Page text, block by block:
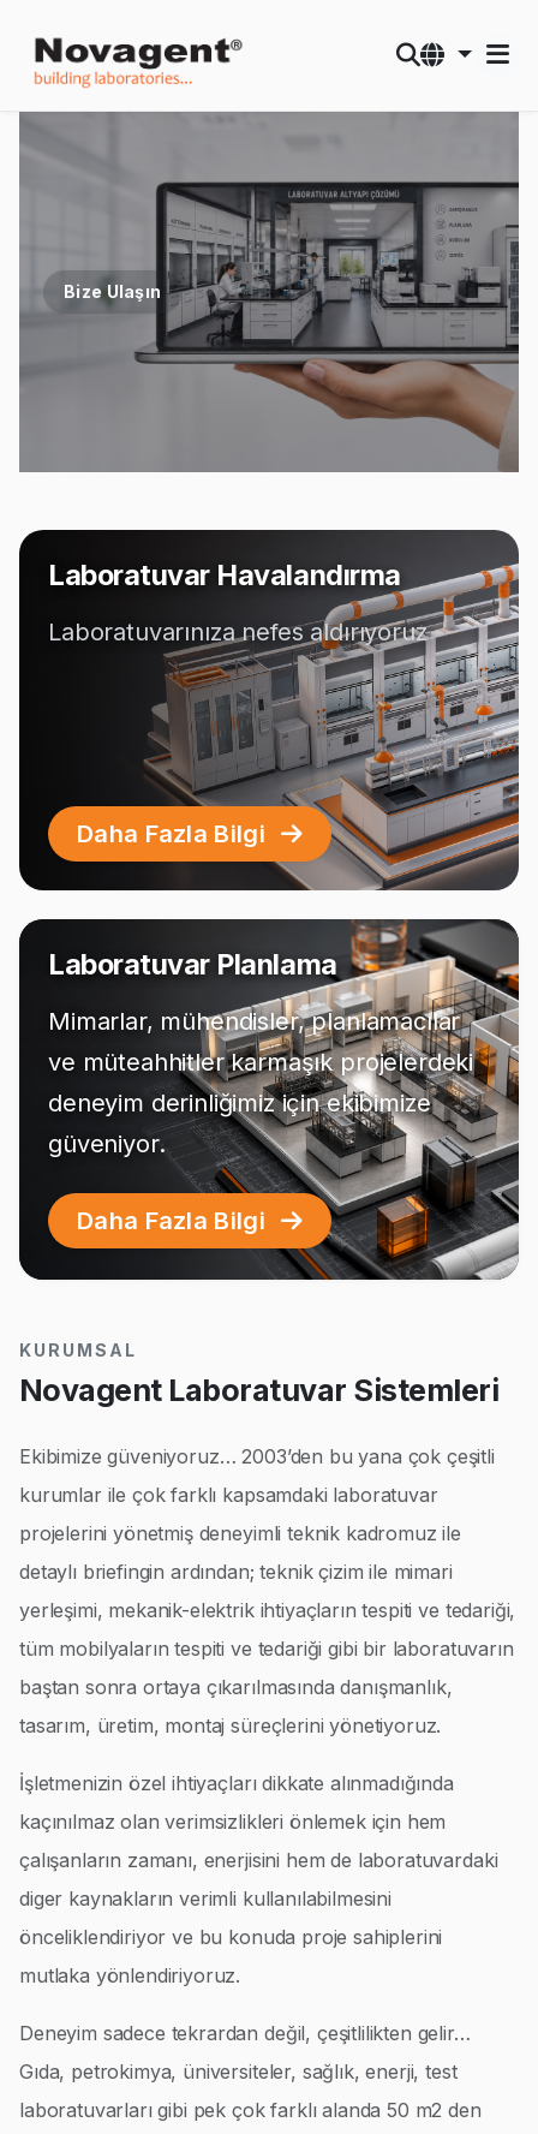
Bize Ulaşın
Laboratuvar Havalandırma
Laboratuvarınıza nefes aldırıyoruz
Daha Fazla Bilgi
Laboratuvar Planlama
Mimarlar, mühendisler, planlamacılar
ve müteahhitler karmaşık projelerdeki
deneyim derinliğimiz için ekibimize
güveniyor.
Daha Fazla Bilgi
KURUMSAL
Novagent Laboratuvar Sistemleri
Ekibimize güveniyoruz… 2003’den bu yana çok çeşitli
kurumlar ile çok farklı kapsamdaki laboratuvar
projelerini yönetmiş deneyimli teknik kadromuz ile
detaylı briefingin ardından; teknik çizim ile mimari
yerleşimi, mekanik-elektrik ihtiyaçların tespiti ve tedariği,
tüm mobilyaların tespiti ve tedariği gibi bir laboratuvarın
baştan sonra ortaya çıkarılmasında danışmanlık,
tasarım, üretim, montaj süreçlerini yönetiyoruz.
İşletmenizin özel ihtiyaçları dikkate alınmadığında
kaçınılmaz olan verimsizlikleri önlemek için hem
çalışanların zamanı, enerjisini hem de laboratuvardaki
diger kaynakların verimli kullanılabilmesini
önceliklendiriyor ve bu konuda proje sahiplerini
mutlaka yönlendiriyoruz.
Deneyim sadece tekrardan değil, çeşitlilikten gelir…
Gıda, petrokimya, üniversiteler, sağlık, enerji, test
laboratuvarları gibi pek çok farklı alanda 50 m2 den